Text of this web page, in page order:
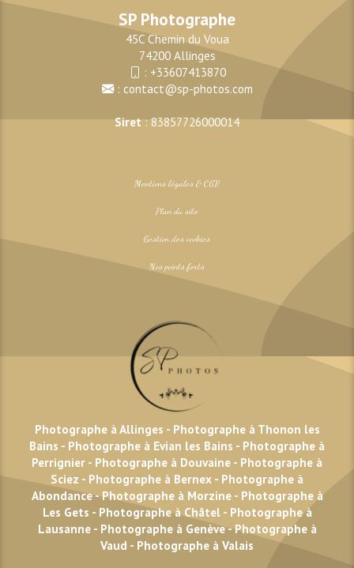
SP Photographe
45C Chemin du Voua
74200 Allinges
: +33607413870
: contact@sp-photos.com
Siret : 83857726000014
Mentions légales & CGV
Plan du site
Gestion des cookies
Nos points forts
Photographe à Allinges - Photographe à Thonon les
Bains - Photographe à Evian les Bains - Photographe à
Perrignier - Photographe à Douvaine - Photographe à
Sciez - Photographe à Bernex - Photographe à
Abondance- Photographe à Morzine - Photographe à
Les Gets -Photographe à Châtel- Photographe à
Lausanne- Photographe à Genève-Photographe à
Vaud - Photographe à Valais